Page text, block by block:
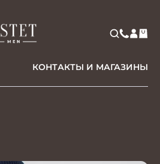
КОНТАКТЫ И МАГАЗИНЫ